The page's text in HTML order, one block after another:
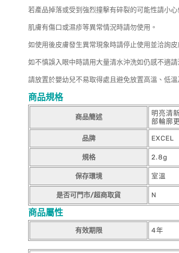
若產品掉落或受到強烈撞擊有碎裂的可能性請小心
肌膚有傷口或濕疹等異常情況時請勿使用。
如使用後皮膚發生異常現象時請停止使用並洽詢皮
如不慎誤入眼中時請用大量清水沖洗如仍感不適請
請放置於嬰幼兒不易取得處且避免放置高溫、低溫
商品規格
商品簡述
明亮清
部輪廓
品牌 EXCEL
規格 2.8g
保存環境 室溫
是否可門市/超商取貨 N
商品屬性
有效期限 4年